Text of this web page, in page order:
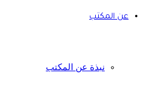
عن المكتب
نبذة عن المكتب